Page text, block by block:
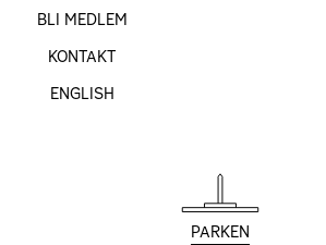
BLI MEDLEM
KONTAKT
ENGLISH
PARKEN